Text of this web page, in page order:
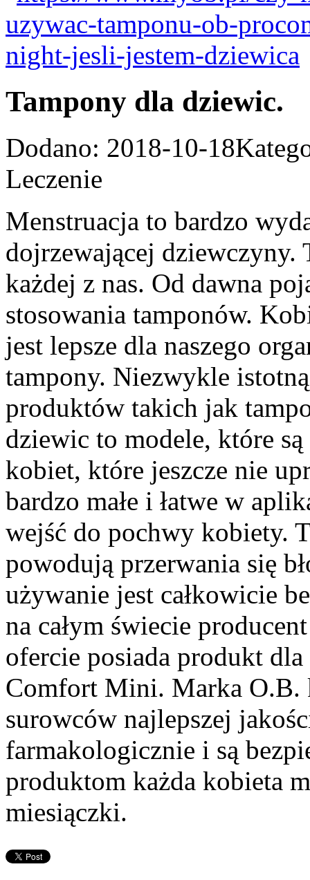
Tampony dla dziewic.
Dodano: 2018-10-18
Leczenie
Menstruacja to bardzo
dojrzewającej dziewczyny.
każdej z nas. Od dawna
stosowania tamponów.
jest lepsze dla naszego
tampony. Niezwykle
produktów takich jak
dziewic to modele, które
kobiet, które jeszcze nie
bardzo małe i łatwe w
wejść do pochwy kobiety.
powodują przerwania się
używanie jest całkowicie
na całym świecie
ofercie posiada produkt
Comfort Mini. Marka
surowców najlepszej
farmakologicznie i są
produktom każda kobieta
miesiączki.